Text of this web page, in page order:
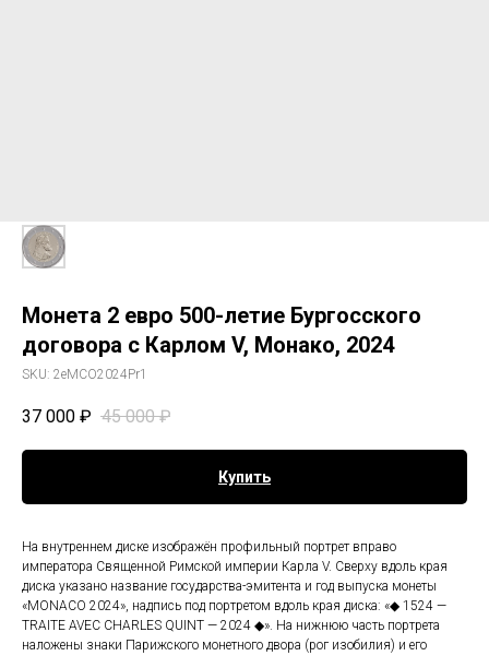
Монета 2 евро 500-летие Бургосского
договора с Карлом V, Монако, 2024
SKU: 2eMCO2024Pr1
37 000 ₽ 45 000 ₽
Купить
На внутреннем диске изображён профильный портрет вправо
императора Священной Римской империи Карла V. Сверху вдоль края
диска указано название государства-эмитента и год выпуска монеты
«MONACO 2024», надпись под портретом вдоль края диска: «◆ 1524 —
TRAITE AVEC CHARLES QUINT — 2024 ◆». На нижнюю часть портрета
наложены знаки Парижского монетного двора (рог изобилия) и его